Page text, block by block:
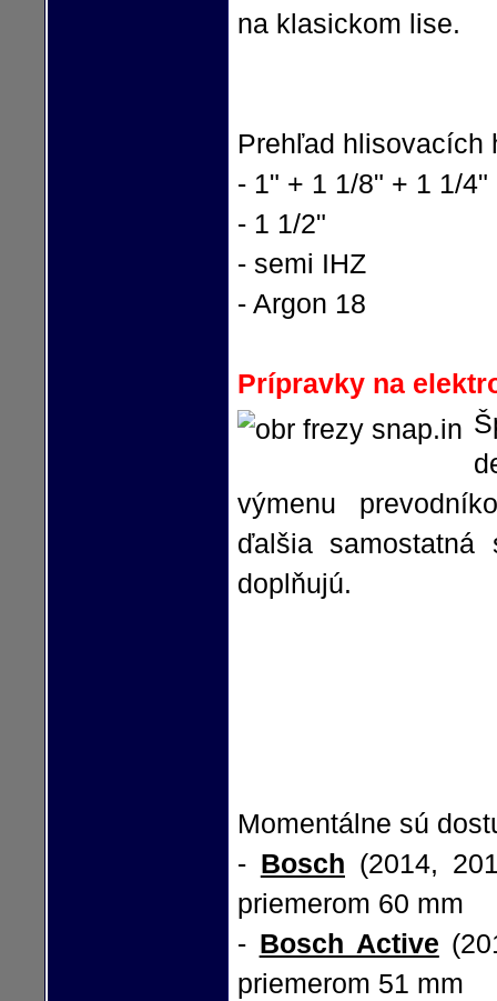
na klasickom lise.
Prehľad hlisovacích
- 1" + 1 1/8" + 1 1/4"
- 1 1/2"
- semi IHZ
- Argon 18
Prípravky na
výmenu
ďalšia samostatná
doplňujú.
Momentálne sú
- Bosch (2014,
priemerom 60 mm
- Bosch Active
priemerom 51 mm